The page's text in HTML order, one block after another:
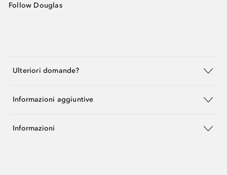
Follow Douglas
Ulteriori domande?
Informazioni aggiuntive
Informazioni